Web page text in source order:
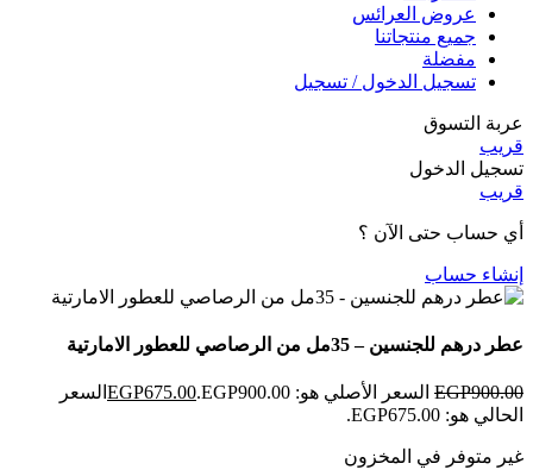
عروض العرائس
جميع منتجاتنا
مفضلة
تسجيل الدخول / تسجيل
عربة التسوق
قريب
تسجيل الدخول
قريب
أي حساب حتى الآن ؟
إنشاء حساب
عطر درهم للجنسين – 35مل من الرصاصي للعطور الامارتية
EGP900.00 السعر الأصلي هو: EGP900.00. EGP675.00
السعر
الحالي هو: EGP675.00.
غير متوفر في المخزون